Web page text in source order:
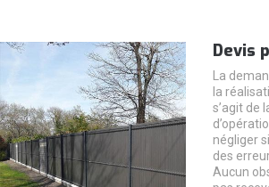
Devis
La
la
s’agit de
négliger
des
Aucun